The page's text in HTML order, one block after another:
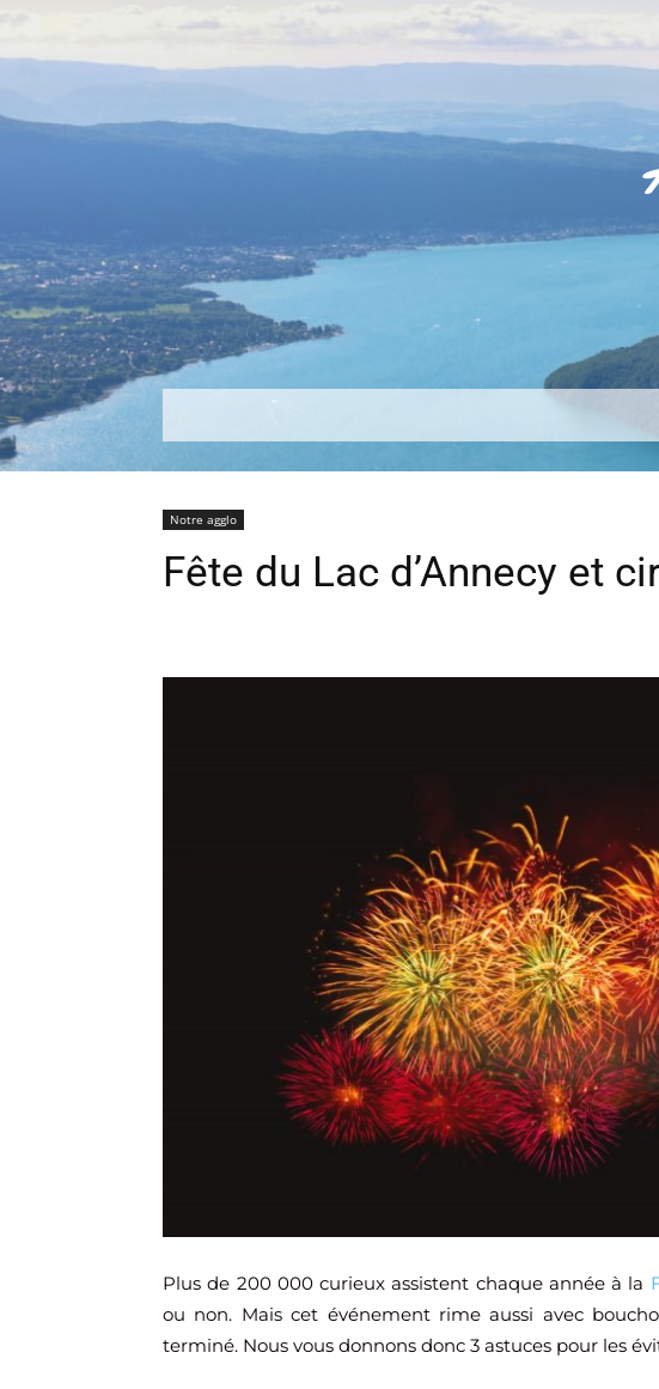
Notre agglo
Fête du Lac d’Annecy et
Plus de 200 000 curieux assistent chaque année à la
ou non. Mais cet événement rime aussi avec
terminé. Nous vous donnons donc 3 astuces pour les